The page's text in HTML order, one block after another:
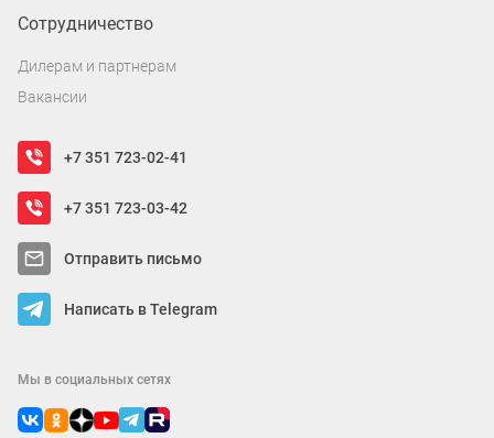
Сотрудничество
Дилерам и партнерам
Вакансии
+7 351 723-02-41
+7 351 723-03-42
Отправить письмо
Написать в Telegram
Мы в социальных сетях